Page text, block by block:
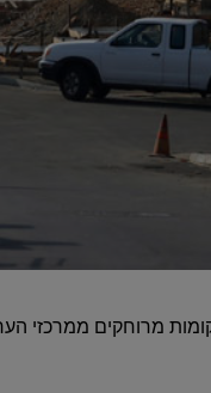
מרוחקים ממרכזי